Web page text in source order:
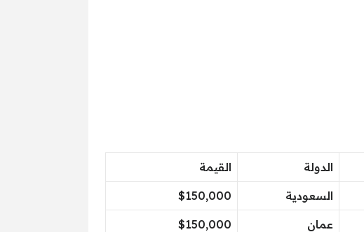
الدولة القيمة
السعودية $150,000
عمان $150,000